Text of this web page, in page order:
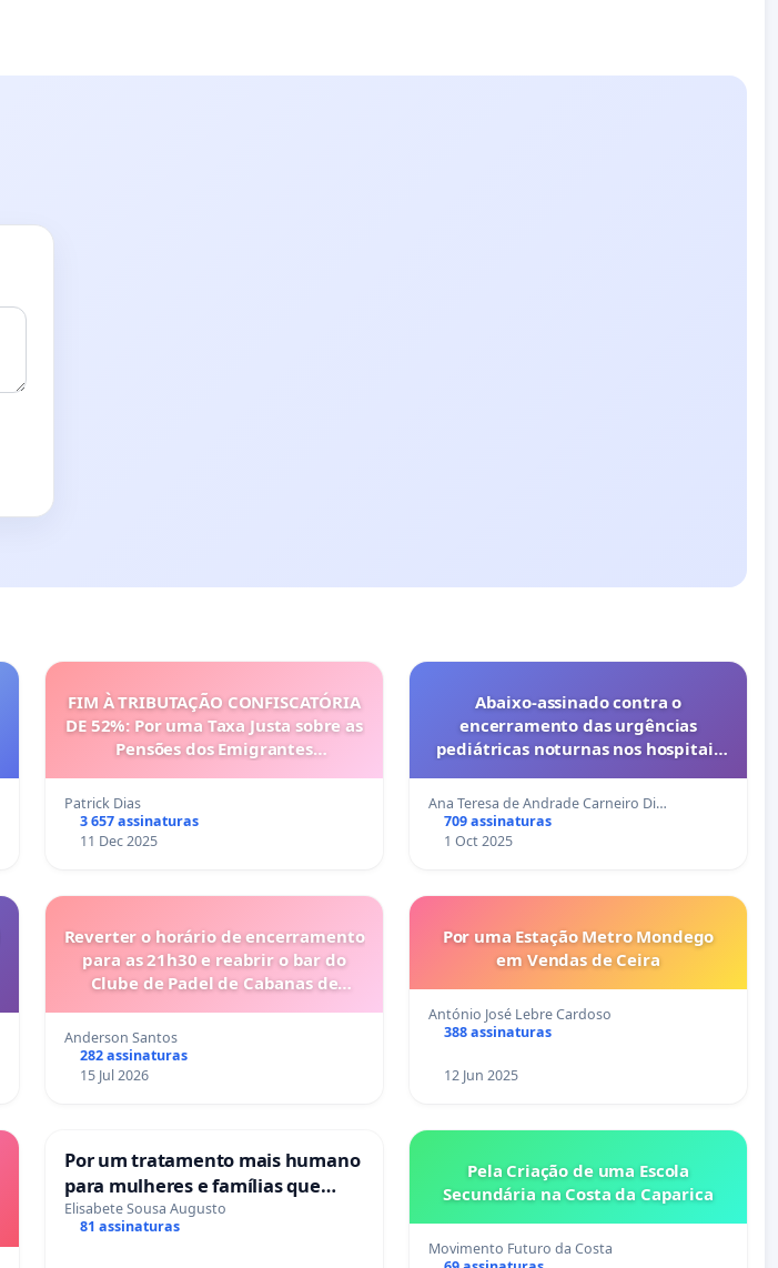
FIM À TRIBUTAÇÃO CONFISCATÓRIA
DE 52%: Por uma Taxa Justa sobre as
Pensões dos Emigrantes
Patrick Dias
3 657 assinaturas
11 Dec 2025
Abaixo-assinado contra o
encerramento das urgências
pediátricas noturnas nos hospitais
Ana Teresa de Andrade Carneiro Di…
709 assinaturas
1 Oct 2025
Reverter o horário de encerramento
para as 21h30 e reabrir o bar do
Clube de Padel de Cabanas de
Anderson Santos
282 assinaturas
15 Jul 2026
Por uma Estação Metro Mondego
em Vendas de Ceira
António José Lebre Cardoso
388 assinaturas
12 Jun 2025
Por um tratamento mais humano
para mulheres e famílias que
sofrem uma perda gestacional
nos hospitais portugueses
Elisabete Sousa Augusto
81 assinaturas
Pela Criação de uma Escola
Secundária na Costa da Caparica
Movimento Futuro da Costa